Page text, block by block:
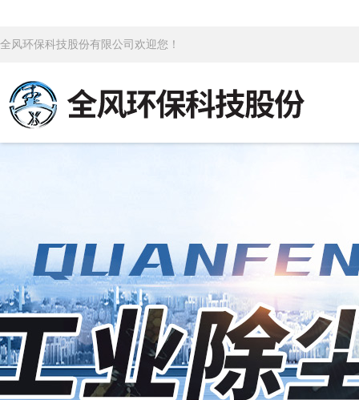
全风环保科技股份有限公司欢迎您！